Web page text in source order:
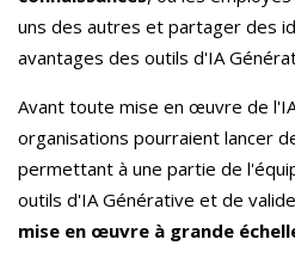
uns des autres et partager des
avantages des outils d'IA
Avant toute mise en œuvre de
organisations pourraient lancer
permettant à une partie de
outils d'IA Générative et de
mise en œuvre à grande